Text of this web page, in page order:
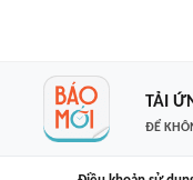
TẢI
ĐỂ